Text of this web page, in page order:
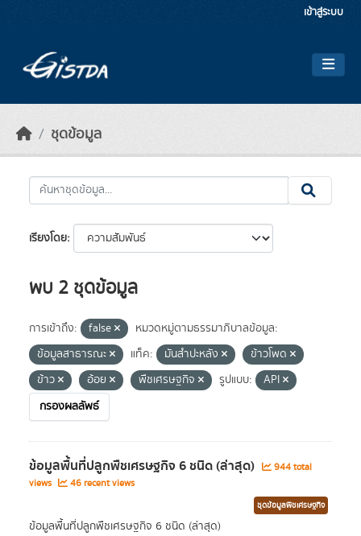
เข้าสู่ระบบ
ชุดข้อมูล
เรียงโดย
พบ 2 ชุดข้อมูล
การเข้าถึง: false
หมวดหมู่ตามธรรมาภิบาลข้อมูล:
ข้อมูลสาธารณะ
แท็ค: มันสำปะหลัง
ข้าวโพด
ข้าว
อ้อย พืชเศรษฐกิจ รูปแบบ:
API
กรองผลลัพธ์
ข้อมูลพื้นที่ปลูกพืชเศรษฐกิจ 6 ชนิด (ล่าสุด)
944 total
views
46 recent views
ชุดข้อมูลพืชเศรษฐกิจ
ข้อมูลพื้นที่ปลูกพืชเศรษฐกิจ 6 ชนิด (ล่าสุด)